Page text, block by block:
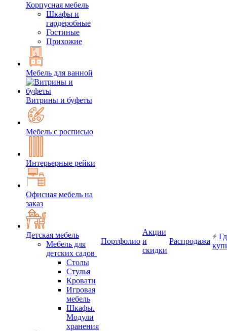
Корпусная мебель
Шкафы и
гардеробные
Гостиные
Прихожие
Мебель для ванной
Витрины и буфеты
Мебель с росписью
Интерьерные рейки
Офисная мебель на
заказ
Детская мебель
Мебель для
детских садов
Столы
Стулья
Кровати
Игровая
мебель
Шкафы.
Модули
хранения
Портфолио
Акции
и
скидки
Распродажа